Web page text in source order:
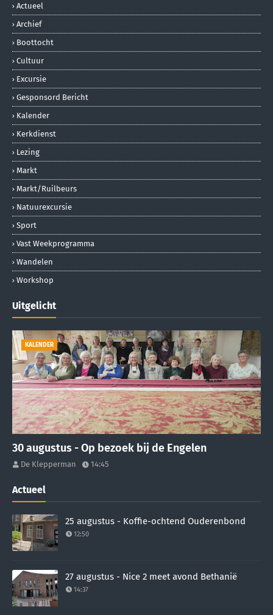
Actueel
Archief
Boottocht
Cultuur
Excursie
Gesponsord Bericht
Kalender
Kerkdienst
Lezing
Markt
Markt/ruilbeurs
Natuurexcursie
Sport
Vast Weekprogramma
Wandelen
Workshop
Uitgelicht
KALENDER
30 augustus - Op bezoek bij de Engelen
De Klepperman 14:45
Actueel
25 augustus - Koffie-ochtend Ouderenbond
12:50
27 augustus - Nice 2 meet avond Bethanië
14:37